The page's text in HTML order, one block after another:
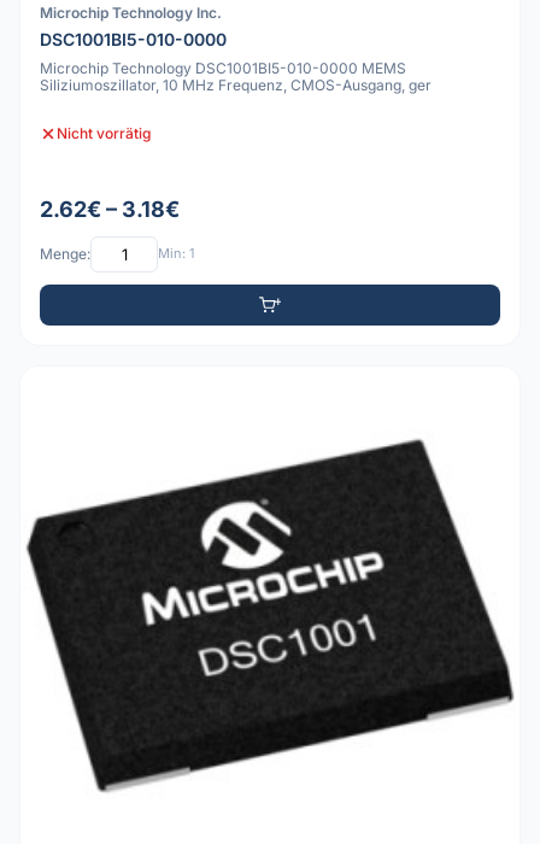
Microchip Technology Inc.
DSC1001BI5-010-0000
Microchip Technology DSC1001BI5-010-0000 MEMS
Siliziumoszillator, 10 MHz Frequenz, CMOS-Ausgang, ger
Nicht vorrätig
2.62€ – 3.18€
Menge: Min: 1